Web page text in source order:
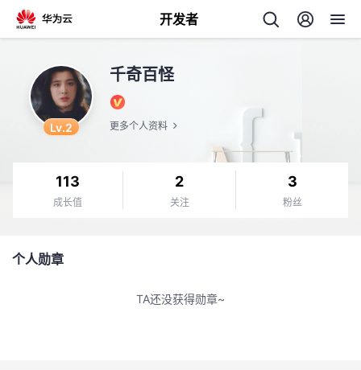
开发者
Lv.2
千奇百怪
更多个人资料
113
成长值
2
关注
3
粉丝
个人勋章
TA还没获得勋章~